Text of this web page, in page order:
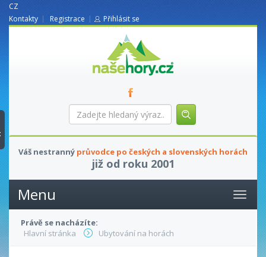
CZ
Kontakty
Registrace Přihlásit se
nasehory.cz
Zadejte
hledaný
Váš nestranný průvodce po českých a slovenských horách
již od roku 2001
Menu
Právě se nacházíte:
Hlavní stránka
Ubytování na horách